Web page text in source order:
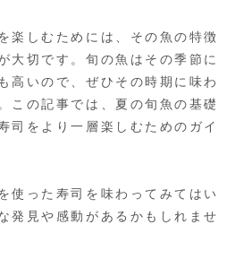
楽しむためには、その魚の特徴
大切です。旬の魚はその季節に
高いので、ぜひその時期に味わ
この記事では、夏の旬魚の基礎
司をより一層楽しむためのガイ
使った寿司を味わってみてはい
発見や感動があるかもしれませ